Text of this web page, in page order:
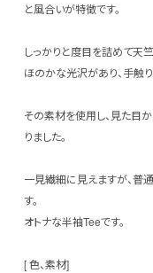
と風合いが特徴です。
しっかりと度目を詰めて天
ほのかな光沢があり、手触
その素材を使用し、見た目
りました。
一見繊細に見えますが、普
す。
オトナな半袖Teeです。
[ 色、素材]